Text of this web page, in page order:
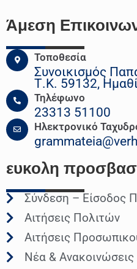
Άμεση
Τοποθεσία
Συνοικισμός
Τ.Κ. 59132,
Τηλέφωνο
23313 51100
Ηλεκτρονικό
ευκολη
Σύνδεση – Είσοδος
Αιτήσεις Πολιτών
Αιτήσεις
Νέα & Ανακοινώσεις